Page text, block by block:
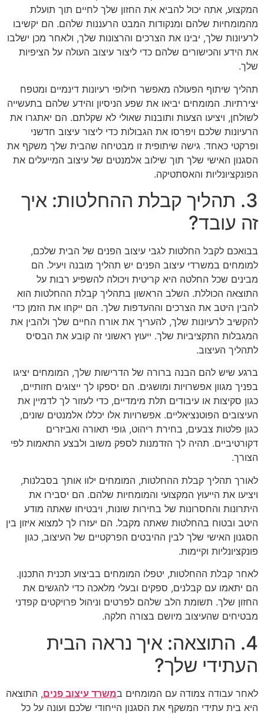
המקצוע, אתה יכול להביא את החזון שלך לחיים תוך תועלת
מהמומחיות שלהם ומנקודות המבט הרעננות שלהם. הם יקשיבו
לרעיונות שלך, יבינו את הצרכים והרצונות שלך, ולאחר מכן ישלבו
את הידע והכישורים שלהם כדי ליצור עיצוב העולה על הציפיות
שלך.
תהליך שיתוף הפעולה מאפשר חילופי רעיונות דינמיים ומטפח
יצירתיות. המומחים יביאו את שפע הניסיון והידע שלהם בתעשייה
לשולחן, ויציעו הצעות ותובנות שאולי לא שקלתם. הם יאתגרו את
הרעיונות שלכם ויפרסו את הגבולות כדי ליצור עיצוב חדשני
ופרקטי כאחד. גישה שיתופית זו מבטיחה שהבית שלך משקף את
הסגנון האישי שלך תוך שילוב אלמנטים של עיצוב המייעלים את
הפונקציונליות והאסתטיקה.
3. תהליך קבלת ההחלטות: איך
זה עובד?
בבואכם לקבל החלטות לגבי עיצוב הפנים של הבית שלכם,
למומחים במשרדי עיצוב הפנים יש תהליך מובנה ויעיל. הם
מבינים שכל החלטה היא קריטית ויכולה להשפיע רבות על
התוצאה הכוללת. השלב הראשון בתהליך קבלת ההחלטות הוא
להבין היטב את הצרכים וההעדפות שלך. הם ייקחו את הזמן כדי
להקשיב לרעיונות שלך, להעריך את אורח החיים שלך ולהבין את
המגבלות התקציביות שלך. ייעוץ ראשוני זה קובע את הבסיס
לתהליך העיצוב.
ברגע שיש להם הבנה ברורה של הדרישות שלך, המומחים יציגו
בפניך מגוון אפשרויות ומושגים. הם יספקו לך ייצוגים חזותיים,
כגון סקיצות או עיבודים תלת מימדיים, כדי לעזור לך לדמיין את
העיצובים הפוטנציאליים. אפשרויות אלו יכללו אלמנטים שונים,
כגון פלטות צבעים, בחירת ריהוט, גופי תאורה ואביזרים
דקורטיביים. תהיה לך הזדמנות לספק משוב ולבצע התאמות לפי
הצורך.
לאורך תהליך קבלת ההחלטות, המומחים ילוו אותך בסבלנות,
ויציעו את הייעוץ המקצועי והמומחיות שלהם. הם יסבירו את
היתרונות והחסרונות של בחירות שונות, ויבטיחו שאתה מודע
היטב ובטוח בהחלטות שאתה מקבל. הם יעזרו לך למצוא איזון בין
הסגנון האישי שלך לבין ההיבטים הפרקטיים של העיצוב, כגון
פונקציונליות וקיימות.
לאחר קבלת ההחלטות, יטפלו המומחים בביצוע תכנית התכנון.
הם יתאמו עם קבלנים, ספקים ובעלי מלאכה כדי להגשים את
החזון שלך. תשומת הלב שלהם לפרטים וניהול פרויקטים קפדני
מבטיחים שהעיצוב מיושם בצורה חלקה.
4. התוצאה: איך נראה הבית
העתידי שלך?
לאחר עבודה צמודה עם המומחים במשרד עיצוב פנים, התוצאה
היא בית עתידי המשקף את הסגנון הייחודי שלכם ועונה על כל